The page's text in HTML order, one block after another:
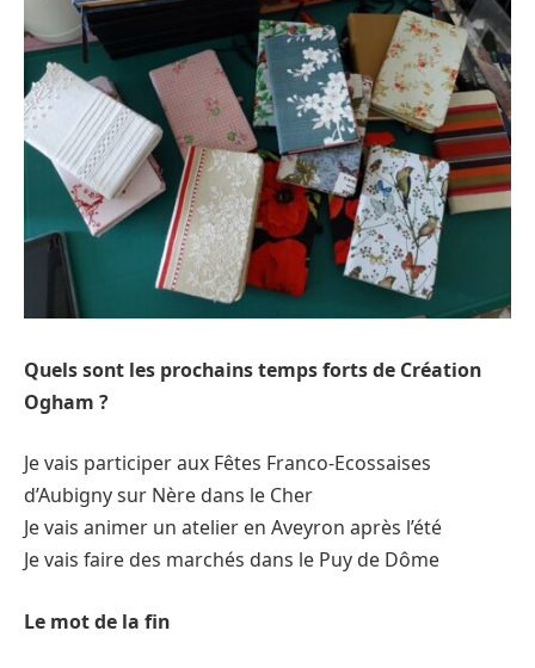
Quels sont les prochains temps forts de Création
Ogham ?
Je vais participer aux Fêtes Franco-Ecossaises
d’Aubigny sur Nère dans le Cher
Je vais animer un atelier en Aveyron après l’été
Je vais faire des marchés dans le Puy de Dôme
Le mot de la fin